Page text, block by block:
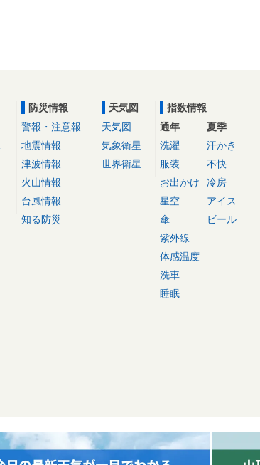
防災情報
警報・注意報
地震情報
津波情報
火山情報
台風情報
知る防災
天気図
天気図
気象衛星
世界衛星
指数情報
通年
洗濯
服装
お出かけ
星空
傘
紫外線
体感温度
洗車
睡眠
夏季
汗かき
不快
冷房
アイス
ビール